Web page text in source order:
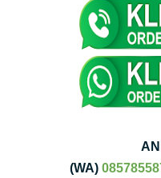
(WA)